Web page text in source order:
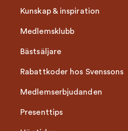
Kunskap & inspiration
Medlemsklubb
Bästsäljare
Rabattkoder hos Svenssons
Medlemserbjudanden
Presenttips